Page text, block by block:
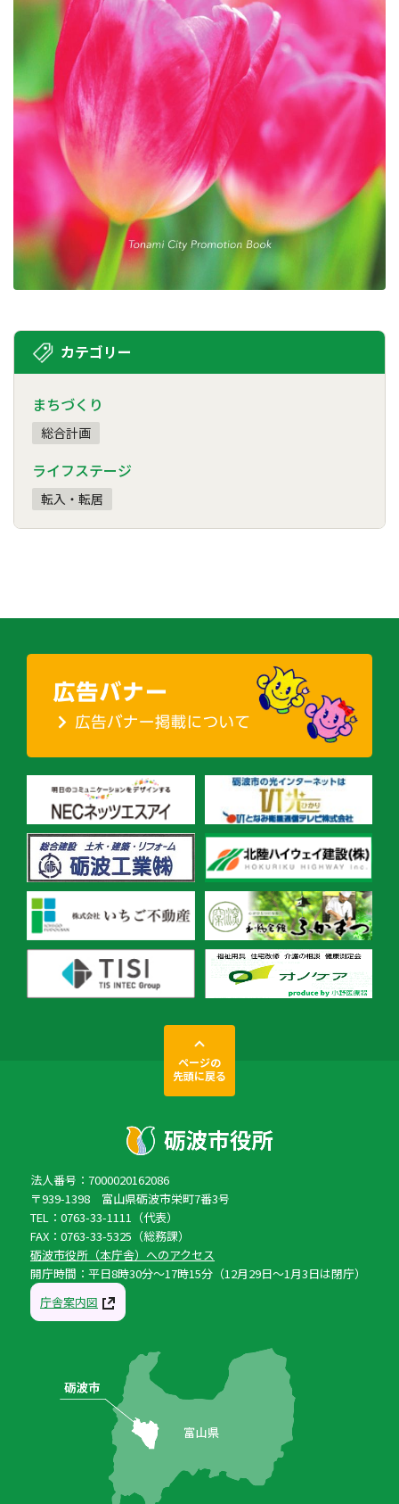
カテゴリー
まちづくり
総合計画
ライフステージ
転入・転居
ページの
先頭に戻る
法人番号：7000020162086
〒939-1398 富山県砺波市栄町7番3号
TEL：0763-33-1111（代表）
FAX：0763-33-5325（総務課）
砺波市役所（本庁舎）へのアクセス
開庁時間：平日8時30分〜17時15分（12月29日〜1月3日は閉庁）
庁舎案内図